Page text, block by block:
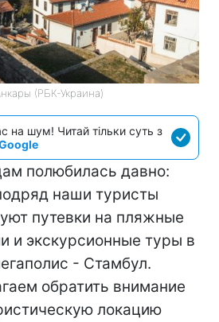
(РБК-Украина)
на шум! Читай тільки суть з
полюбилась давно:
наши туристы
путевки на пляжные
и экскурсионные туры в
- Стамбул.
обратить внимание
локацию